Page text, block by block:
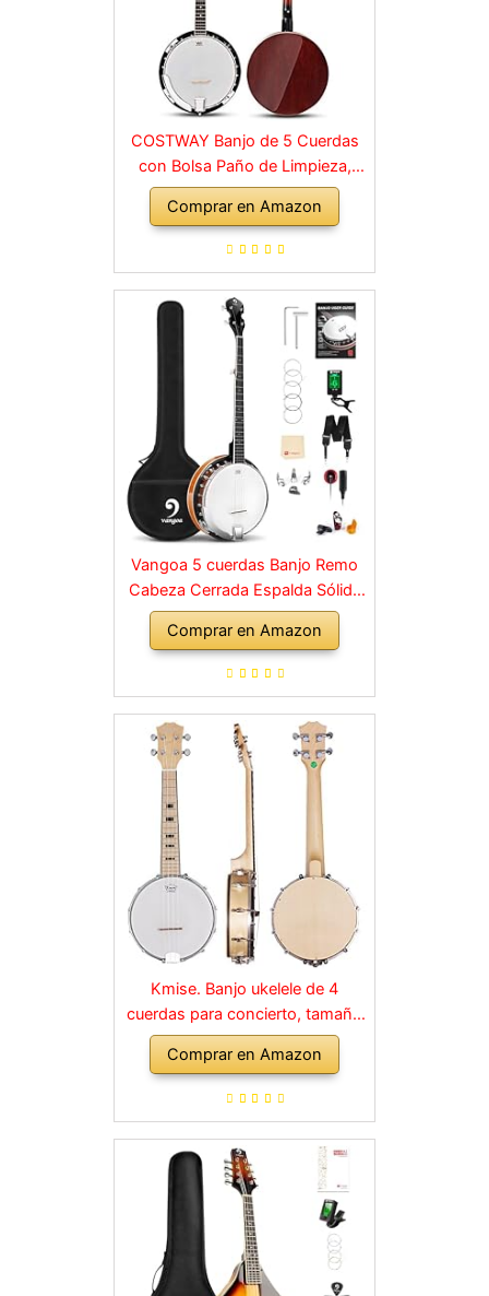
COSTWAY Banjo de 5 Cuerdas
con Bolsa Paño de Limpieza,
Sintonizador, Correa y 3 Púas
Comprar en Amazon
Vangoa 5 cuerdas Banjo Remo
Cabeza Cerrada Espalda Sólida
con kit de Principiante,
Sintonizador, Correa, Recogida,
Cuerdas, Selecciones y Bolsa
Comprar en Amazon
Kmise. Banjo ukelele de 4
cuerdas para concierto, tamaño
de 58,4 cm, madera de sapele.
Comprar en Amazon